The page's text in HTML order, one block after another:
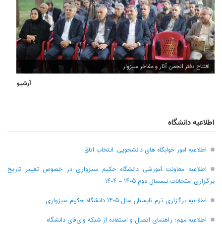
افتتاح دفتر انجمن آثار و مفاخر سبزوار
آرشیو
اطلاعیه دانشگاه
اطلاعیه امور خوابگاه های دانشجویی: انتخاب اتاق
اطلاعیه معاونت آموزشی دانشگاه حکیم سبزواری در خصوص تغییر تاریخ
برگزاری امتحانات نیمسال دوم ۱۴۰۵ – ۱۴۰۴
اطلاعیه برگزاری ترم تابستان سال ۱۴۰۵ دانشگاه حکیم سبزواری
اطلاعیه مهم؛ راهنمای اتصال و استفاده از شبکه وای‌فای دانشگاه